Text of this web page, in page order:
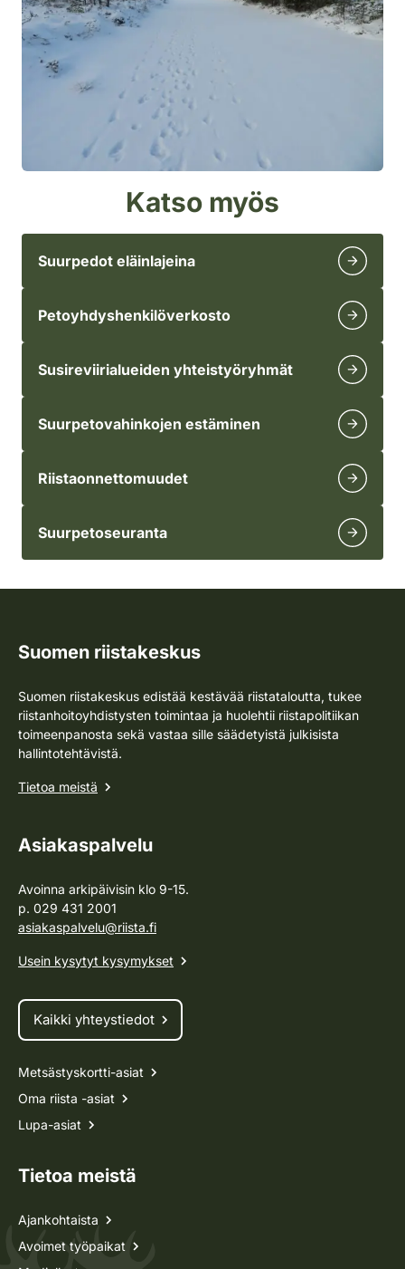
Katso myös
Suurpedot eläinlajeina
Petoyhdyshenkilöverkosto
Susireviirialueiden yhteistyöryhmät
Suurpetovahinkojen estäminen
Riistaonnettomuudet
Suurpetoseuranta
Suomen riistakeskus
Suomen riistakeskus edistää kestävää riistataloutta, tukee
riistanhoitoyhdistysten toimintaa ja huolehtii riistapolitiikan
toimeenpanosta sekä vastaa sille säädetyistä julkisista
hallintotehtävistä.
Tietoa meistä
Asiakaspalvelu
Avoinna arkipäivisin klo 9-15.
p. 029 431 2001
asiakaspalvelu@riista.fi
Usein kysytyt kysymykset
Kaikki yhteystiedot
Metsästyskortti-asiat
Oma riista -asiat
Lupa-asiat
Tietoa meistä
Ajankohtaista
Avoimet työpaikat